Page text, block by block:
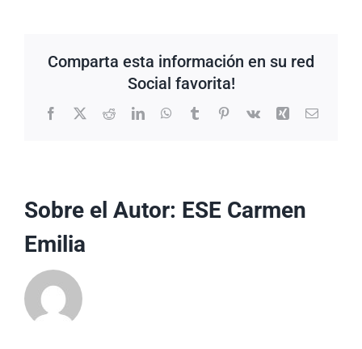
Comparta esta información en su red
Social favorita!
Facebook
X RedditLinkedInWhatsApp
TumblrPinterest
Vk Xing Correo
Sobre el Autor: ESE Carmen
Emilia